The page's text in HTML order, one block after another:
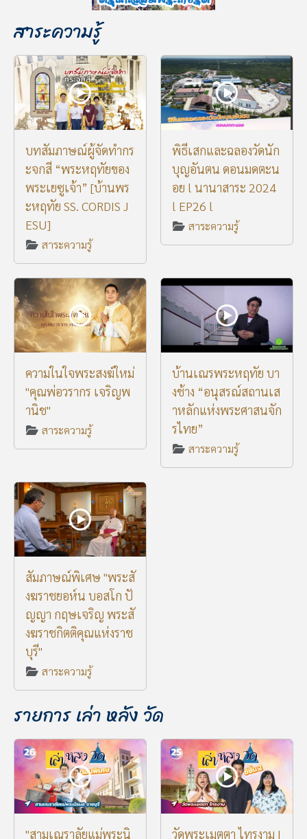
สาระความรู้
บทสัมภาษณ์ผู้จัดทำกร
ะจกสี “พระหฤทัยของ
พระเยซูเจ้า” [บ้านพร
ะหฤทัย SS. CORDIS J
ESU]
สาระความรู้
พิธีเสกและฉลองวัดนัก
บุญอันตน ดอนมดตะน
อย l นานาสาระ 2024
l EP26 l
สาระความรู้
ความในใจพระสงฆ์ใหม่
"คุณพ่อวรากร เจริญพ
านิช"
สาระความรู้
บ้านเณรพระหฤทัย บา
งช้าง “อนุสรณ์สถานเส
าหลักแห่งพระศาสนจัก
รไทย”
สาระความรู้
สัมภาษณ์พิเศษ "พระสั
งฆราชยอห์น บอสโก ปั
ญญา กฤษเจริญ พระสั
งฆราชกิตติคุณแห่งราช
บุรี"
สาระความรู้
รายการ เล่า หลัง วัด
"สามเณราลัยแม่พระนิ วัดพระเมตตา ไทรงาม |